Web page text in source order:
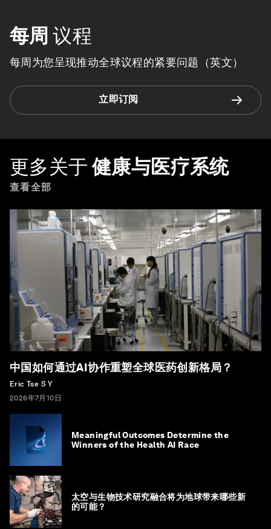
每周 议程
每周为您呈现推动全球议程的紧要问题（英文）
立即订阅
更多关于 健康与医疗系统
查看全部
中国如何通过AI协作重塑全球医药创新格局？
Eric Tse S Y
2026年7月10日
Meaningful Outcomes Determine the
Winners of the Health AI Race
太空与生物技术研究融合将为地球带来哪些新
的可能？